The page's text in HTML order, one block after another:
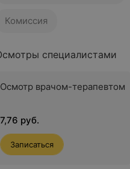
Комиссия
специалистами
Осмотр врачом-терапевтом
7,76 руб.
Записаться